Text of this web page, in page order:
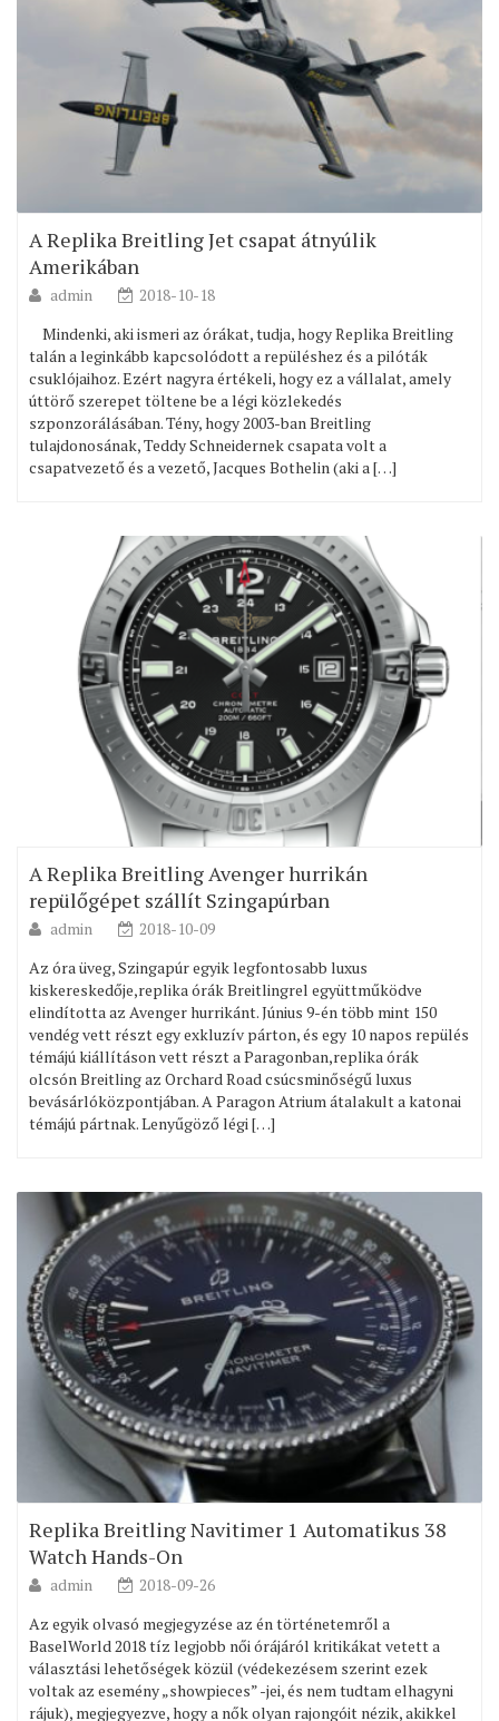
A Replika Breitling Jet csapat átnyúlik
Amerikában
admin
2018-10-18
Mindenki, aki ismeri az órákat, tudja, hogy Replika Breitling
talán a leginkább kapcsolódott a repüléshez és a pilóták
csuklójaihoz. Ezért nagyra értékeli, hogy ez a vállalat, amely
úttörő szerepet töltene be a légi közlekedés
szponzorálásában. Tény, hogy 2003-ban Breitling
tulajdonosának, Teddy Schneidernek csapata volt a
csapatvezető és a vezető, Jacques Bothelin (aki a […]
A Replika Breitling Avenger hurrikán
repülőgépet szállít Szingapúrban
admin
2018-10-09
Az óra üveg, Szingapúr egyik legfontosabb luxus
kiskereskedője,replika órák Breitlingrel együttműködve
elindította az Avenger hurrikánt. Június 9-én több mint 150
vendég vett részt egy exkluzív párton, és egy 10 napos repülés
témájú kiállításon vett részt a Paragonban,replika órák
olcsón Breitling az Orchard Road csúcsminőségű luxus
bevásárlóközpontjában. A Paragon Atrium átalakult a katonai
témájú pártnak. Lenyűgöző légi […]
Replika Breitling Navitimer 1 Automatikus 38
Watch Hands-On
admin
2018-09-26
Az egyik olvasó megjegyzése az én történetemről a
BaselWorld 2018 tíz legjobb női órájáról kritikákat vetett a
választási lehetőségek közül (védekezésem szerint ezek
voltak az esemény „showpieces” -jei, és nem tudtam elhagyni
rájuk), megjegyezve, hogy a nők olyan rajongóit nézik, akikkel